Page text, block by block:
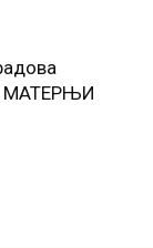
МАТЕРЊИ